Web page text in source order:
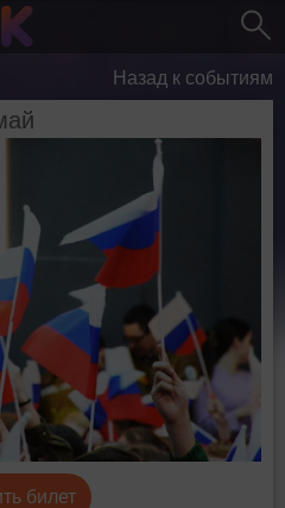
Назад к событиям
билет